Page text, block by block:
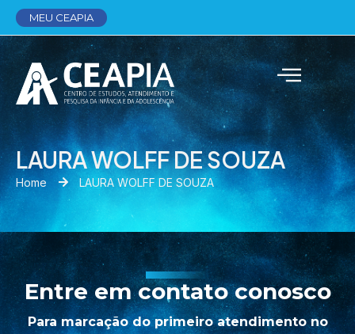
MEU CEAPIA
LAURA WOLFF DE SOUZA
Home LAURA WOLFF DE SOUZA
Entre em contato conosco
Para marcação do primeiro atendimento no